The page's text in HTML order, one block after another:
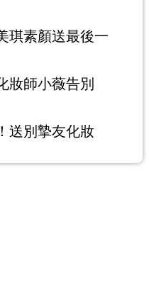
琪素顏送最後一
妝師小薇告別
送別摯友化妝